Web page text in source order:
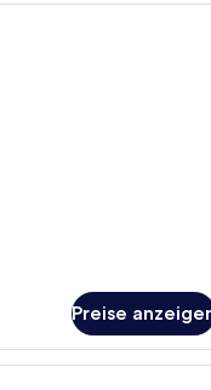
Ein Hotelzimmer mit einem
Preise
Ein Hotelzimmer mit einem